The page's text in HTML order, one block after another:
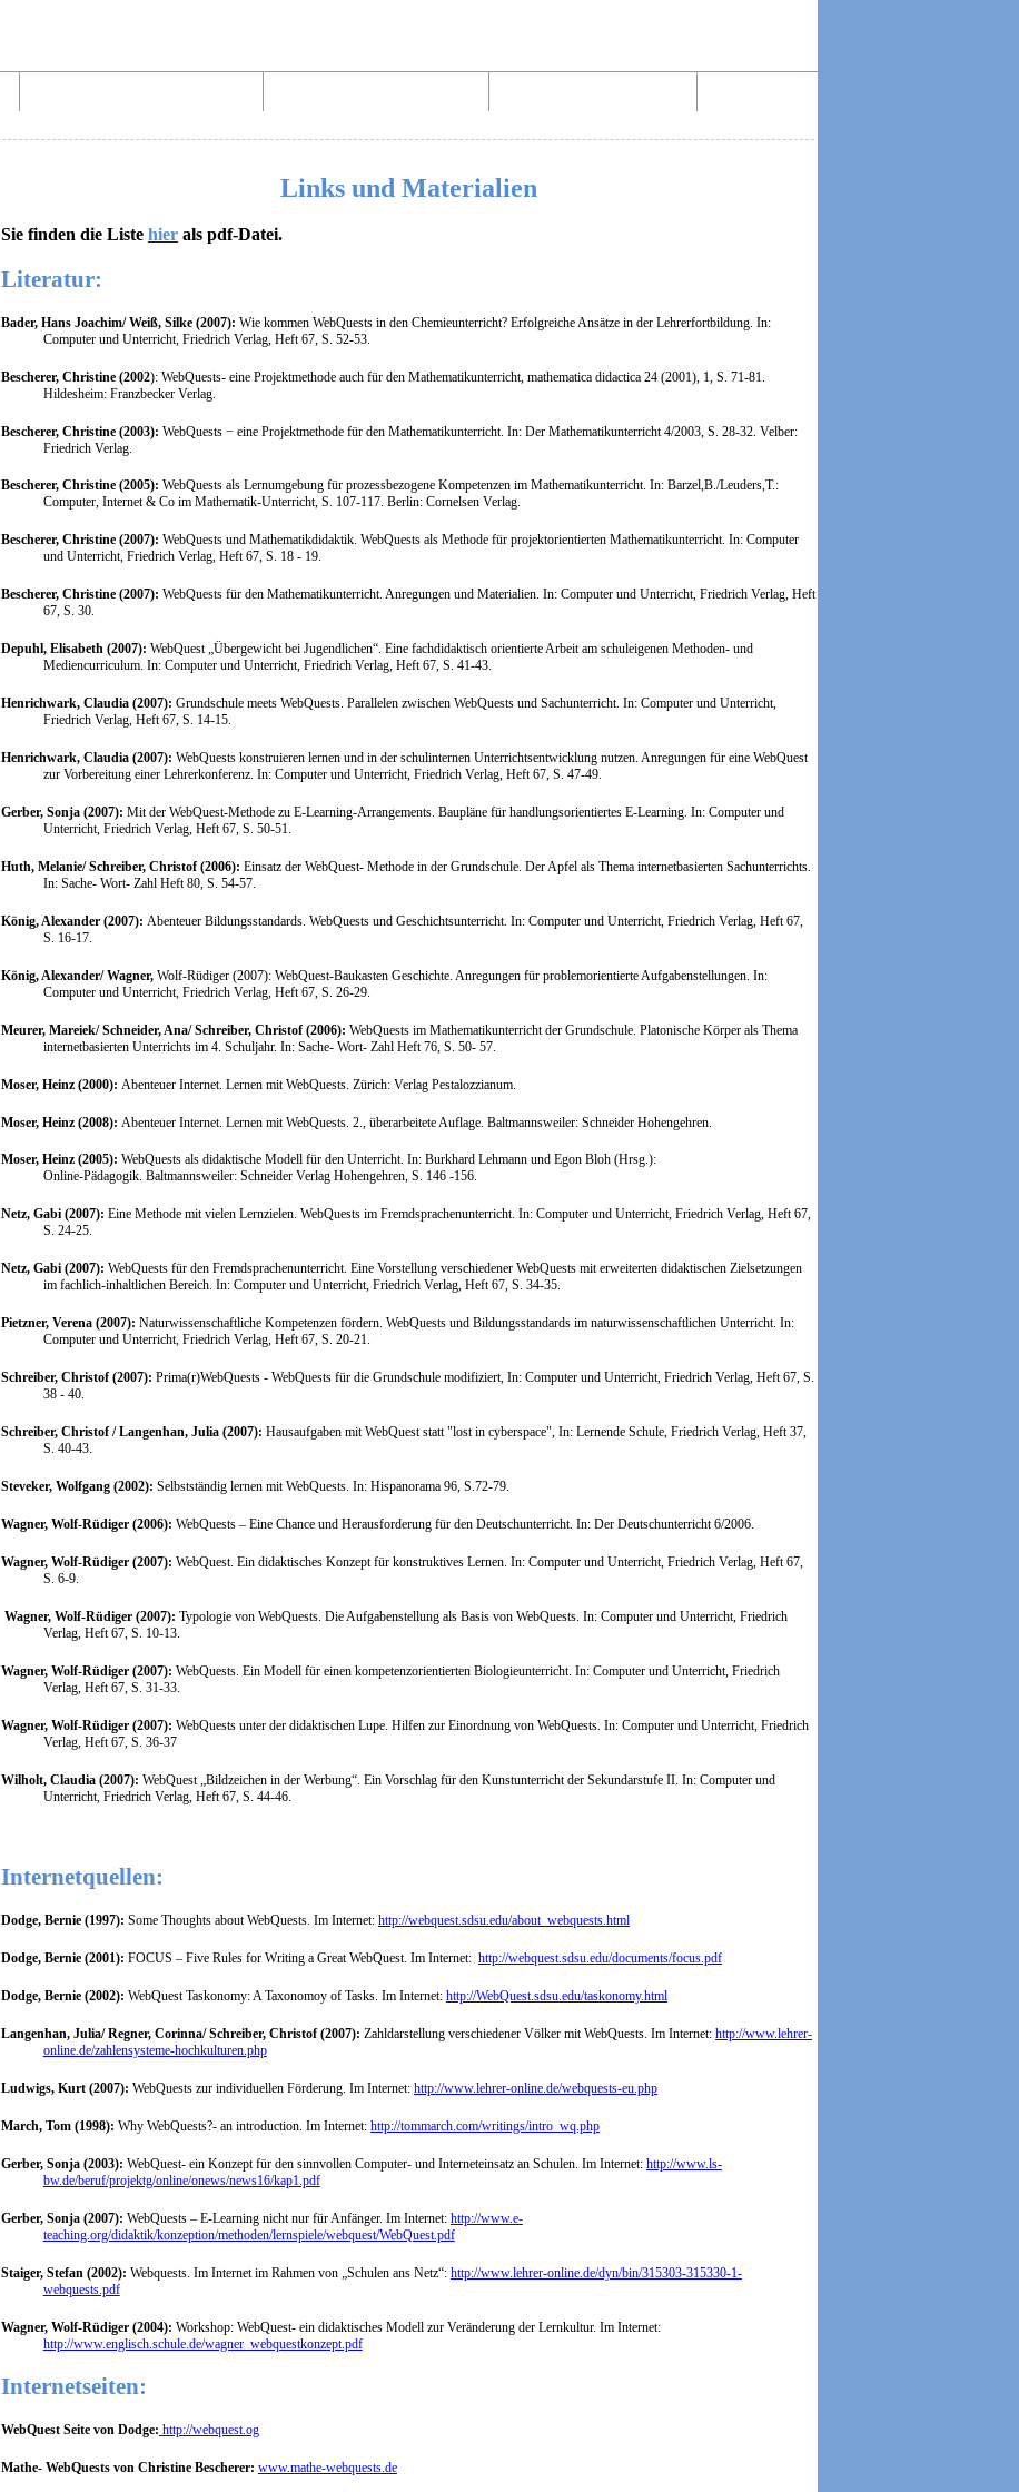
Links und Materialien
Sie finden die Liste hierals pdf-Datei.
Literatur:
Bader, Hans Joachim/ Weiß, Silke (2007): Wie kommen WebQuests in den Chemieunterricht? Erfolgreiche Ansätze in der Lehrerfortbildung. In:
Computer und Unterricht, Friedrich Verlag, Heft 67, S. 52-53.
Bescherer, Christine (2002): WebQuests- eine Projektmethode auch für den Mathematikunterricht, mathematica didactica 24 (2001), 1, S. 71-81.
Hildesheim: Franzbecker Verlag.
Bescherer, Christine (2003): WebQuests − eine Projektmethode für den Mathematikunterricht. In: Der Mathematikunterricht 4/2003, S. 28-32. Velber:
Friedrich Verlag.
Bescherer, Christine (2005): WebQuests als Lernumgebung für prozessbezogene Kompetenzen im Mathematikunterricht. In: Barzel,B./Leuders,T.:
Computer, Internet & Co im Mathematik-Unterricht, S. 107-117. Berlin: Cornelsen Verlag.
Bescherer, Christine (2007): WebQuests und Mathematikdidaktik. WebQuests als Methode für projektorientierten Mathematikunterricht. In: Computer
und Unterricht, Friedrich Verlag, Heft 67, S. 18 - 19.
Bescherer, Christine (2007): WebQuests für den Mathematikunterricht. Anregungen und Materialien. In: Computer und Unterricht, Friedrich Verlag, Heft
67, S. 30.
Depuhl, Elisabeth (2007): WebQuest „Übergewicht bei Jugendlichen“. Eine fachdidaktisch orientierte Arbeit am schuleigenen Methoden- und
Mediencurriculum. In: Computer und Unterricht, Friedrich Verlag, Heft 67, S. 41-43.
Henrichwark, Claudia (2007): Grundschule meets WebQuests. Parallelen zwischen WebQuests und Sachunterricht. In: Computer und Unterricht,
Friedrich Verlag, Heft 67, S. 14-15.
Henrichwark, Claudia (2007): WebQuests konstruieren lernen und in der schulinternen Unterrichtsentwicklung nutzen. Anregungen für eine WebQuest
zur Vorbereitung einer Lehrerkonferenz. In: Computer und Unterricht, Friedrich Verlag, Heft 67, S. 47-49.
Gerber, Sonja (2007): Mit der WebQuest-Methode zu E-Learning-Arrangements. Baupläne für handlungsorientiertes E-Learning. In: Computer und
Unterricht, Friedrich Verlag, Heft 67, S. 50-51.
Huth, Melanie/ Schreiber, Christof (2006): Einsatz der WebQuest- Methode in der Grundschule. Der Apfel als Thema internetbasierten Sachunterrichts.
In: Sache- Wort- Zahl Heft 80, S. 54-57.
König, Alexander (2007): Abenteuer Bildungsstandards. WebQuests und Geschichtsunterricht. In: Computer und Unterricht, Friedrich Verlag, Heft 67,
S. 16-17.
König, Alexander/ Wagner, Wolf-Rüdiger (2007): WebQuest-Baukasten Geschichte. Anregungen für problemorientierte Aufgabenstellungen. In:
Computer und Unterricht, Friedrich Verlag, Heft 67, S. 26-29.
Meurer, Mareiek/ Schneider, Ana/ Schreiber, Christof (2006): WebQuests im Mathematikunterricht der Grundschule. Platonische Körper als Thema
internetbasierten Unterrichts im 4. Schuljahr. In: Sache- Wort- Zahl Heft 76, S. 50- 57.
Moser, Heinz (2000): Abenteuer Internet. Lernen mit WebQuests. Zürich: Verlag Pestalozzianum.
Moser, Heinz (2008): Abenteuer Internet. Lernen mit WebQuests. 2., überarbeitete Auflage. Baltmannsweiler: Schneider Hohengehren.
Moser, Heinz (2005): WebQuests als didaktische Modell für den Unterricht. In: Burkhard Lehmann und Egon Bloh (Hrsg.):
Online-Pädagogik. Baltmannsweiler: Schneider Verlag Hohengehren, S. 146 -156.
Netz, Gabi (2007): Eine Methode mit vielen Lernzielen. WebQuests im Fremdsprachenunterricht. In: Computer und Unterricht, Friedrich Verlag, Heft 67,
S. 24-25.
Netz, Gabi (2007): WebQuests für den Fremdsprachenunterricht. Eine Vorstellung verschiedener WebQuests mit erweiterten didaktischen Zielsetzungen
im fachlich-inhaltlichen Bereich. In: Computer und Unterricht, Friedrich Verlag, Heft 67, S. 34-35.
Pietzner, Verena (2007): Naturwissenschaftliche Kompetenzen fördern. WebQuests und Bildungsstandards im naturwissenschaftlichen Unterricht. In:
Computer und Unterricht, Friedrich Verlag, Heft 67, S. 20-21.
Schreiber, Christof (2007): Prima(r)WebQuests - WebQuests für die Grundschule modifiziert, In: Computer und Unterricht, Friedrich Verlag, Heft 67, S.
38 - 40.
Schreiber, Christof / Langenhan, Julia (2007): Hausaufgaben mit WebQuest statt "lost in cyberspace", In: Lernende Schule, Friedrich Verlag, Heft 37,
S. 40-43.
Steveker, Wolfgang (2002): Selbstständig lernen mit WebQuests. In: Hispanorama 96, S.72-79.
Wagner, Wolf-Rüdiger (2006): WebQuests – Eine Chance und Herausforderung für den Deutschunterricht. In: Der Deutschunterricht 6/2006.
Wagner, Wolf-Rüdiger (2007): WebQuest. Ein didaktisches Konzept für konstruktives Lernen. In: Computer und Unterricht, Friedrich Verlag, Heft 67,
S. 6-9.
Wagner, Wolf-Rüdiger (2007): Typologie von WebQuests. Die Aufgabenstellung als Basis von WebQuests. In: Computer und Unterricht, Friedrich
Verlag, Heft 67, S. 10-13.
Wagner, Wolf-Rüdiger (2007): WebQuests. Ein Modell für einen kompetenzorientierten Biologieunterricht. In: Computer und Unterricht, Friedrich
Verlag, Heft 67, S. 31-33.
Wagner, Wolf-Rüdiger (2007): WebQuests unter der didaktischen Lupe. Hilfen zur Einordnung von WebQuests. In: Computer und Unterricht, Friedrich
Verlag, Heft 67, S. 36-37
Wilholt, Claudia (2007): WebQuest „Bildzeichen in der Werbung“. Ein Vorschlag für den Kunstunterricht der Sekundarstufe II. In: Computer und
Unterricht, Friedrich Verlag, Heft 67, S. 44-46.
Internetquellen:
Dodge, Bernie (1997): Some Thoughts about WebQuests. Im Internet: http://webquest.sdsu.edu/about_webquests.html
Dodge, Bernie (2001): FOCUS – Five Rules for Writing a Great WebQuest. Im Internet: http://webquest.sdsu.edu/documents/focus.pdf
Dodge, Bernie (2002): WebQuest Taskonomy: A Taxonomoy of Tasks. Im Internet: http://WebQuest.sdsu.edu/taskonomy.html
Langenhan, Julia/ Regner, Corinna/ Schreiber, Christof (2007): Zahldarstellung verschiedener Völker mit WebQuests. Im Internet: http://www.lehrer-
online.de/zahlensysteme-hochkulturen.php
Ludwigs, Kurt (2007): WebQuests zur individuellen Förderung. Im Internet: http://www.lehrer-online.de/webquests-eu.php
March, Tom (1998): Why WebQuests?- an introduction. Im Internet: http://tommarch.com/writings/intro_wq.php
Gerber, Sonja (2003): WebQuest- ein Konzept für den sinnvollen Computer- und Interneteinsatz an Schulen. Im Internet: http://www.ls-
bw.de/beruf/projektg/online/onews/news16/kap1.pdf
Gerber, Sonja (2007): WebQuests – E-Learning nicht nur für Anfänger. Im Internet: http://www.e-
teaching.org/didaktik/konzeption/methoden/lernspiele/webquest/WebQuest.pdf
Staiger, Stefan (2002): Webquests. Im Internet im Rahmen von „Schulen ans Netz“: http://www.lehrer-online.de/dyn/bin/315303-315330-1-
webquests.pdf
Wagner, Wolf-Rüdiger (2004): Workshop: WebQuest- ein didaktisches Modell zur Veränderung der Lernkultur. Im Internet:
http://www.englisch.schule.de/wagner_webquestkonzept.pdf
Internetseiten:
WebQuest Seite von Dodge: http://webquest.og
Mathe- WebQuests von Christine Bescherer: www.mathe-webquests.de